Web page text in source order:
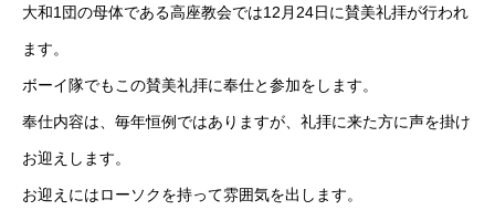
大和1団の母体である高座教会では12月24日に賛美礼拝が行われ
ます。
ボーイ隊でもこの賛美礼拝に奉仕と参加をします。
奉仕内容は、毎年恒例ではありますが、礼拝に来た方に声を掛け
お迎えします。
お迎えにはローソクを持って雰囲気を出します。